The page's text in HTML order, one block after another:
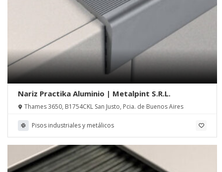
Nariz Practika Aluminio | Metalpint S.R.L.
Thames 3650, B1754CKL San Justo, Pcia. de Buenos Aires
Pisos industriales y metálicos